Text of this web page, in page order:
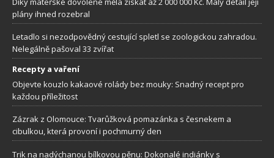
plány ihned rozebral
Letadlo si nezodpovědný cestující spletl se zoologickou zahradou.
Nelegálně pašoval 33 zvířat
Recepty a vaření
Objevte kouzlo kakaové rolády bez mouky: Snadný recept pro
každou příležitost
Zázrak z Olomouce: Tvarůžková pomazánka s česnekem a
cibulkou, která provoní i pochmurný den
Trik na nadýchanou bílkovou pěnu: Dokonalé indiánky s